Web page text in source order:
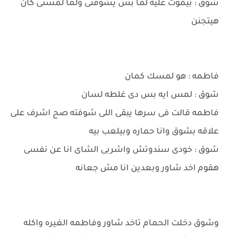
شوق : بيموت عليه لما بس يشوفنى ولما لمسنى كان
هيتجنن
فاطمه : هو لمسك كمان
شوق : لمس ايه بس دى غلطه لسان
فاطمه قالت فى سرها يبقى اللى شوفته صح اشرف على
علاقه بشوق وانا حماره وبيلعب بيه
شوق : خودى سندوتش واشربى الشاى انا عن نفسى
هقوم اخد شاور وبعدين انا مش جعانه
وشوق دخلت الحمام تاخد شاور وفاطمه الغيره واكله